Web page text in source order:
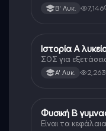
Β' Λυκ. 7,146
Ιστορία
Ιστορία Α
ΣΟΣ για
Α' Λυκ. 2,263
Φυσική
Φυσική Β
Είναι τα